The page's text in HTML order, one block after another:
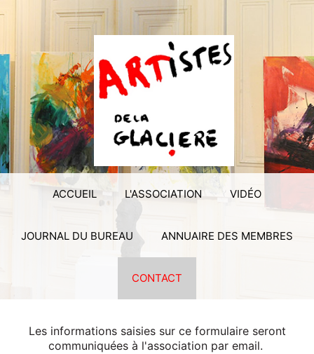
ACCUEIL L'ASSOCIATION VIDÉO
JOURNAL DU BUREAU ANNUAIRE DES MEMBRES
CONTACT
Les informations saisies sur ce formulaire seront
communiquées à l'association par email.